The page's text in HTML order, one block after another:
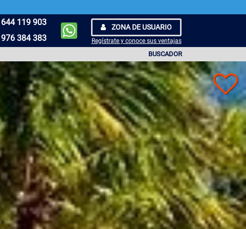
644 119 903
976 384 383
ZONA DE USUARIO
Regístrate y conoce sus ventajas
BUSCADOR